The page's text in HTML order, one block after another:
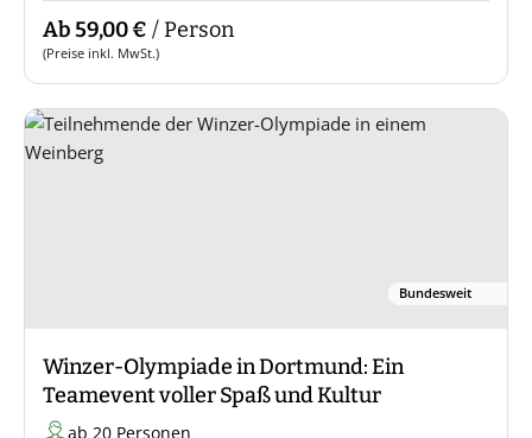
Ab 59,00 € / Person
(Preise inkl. MwSt.)
Bundesweit
Winzer-Olympiade in Dortmund: Ein
Teamevent voller Spaß und Kultur
ab 20 Personen